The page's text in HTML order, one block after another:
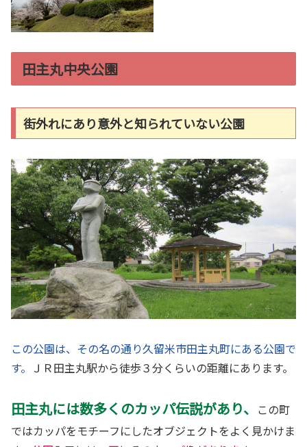
田主丸中央公園
街外れにあり意外と知られていない公園
この公園は、その名の通り久留米市田主丸町にある公園で
す。 ＪＲ田主丸駅から徒歩３分くらいの距離にあります。
田主丸には数多くのカッパ伝説があり、
この町
ではカッパをモチーフにしたオブジェクトをよく見かけま